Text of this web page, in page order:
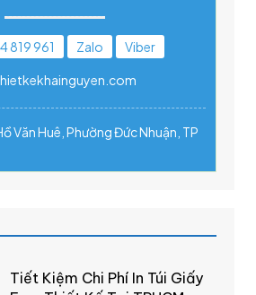
819 961 Zalo Viber
Văn Huê, Phường Đức Nhuận, TP
Tiết Kiệm Chi Phí In Túi Giấy